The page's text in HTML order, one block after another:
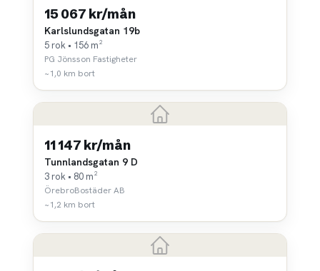
15 067 kr/mån
Karlslundsgatan 19b
5 rok • 156 m²
PG Jönsson Fastigheter
~1,0 km bort
11 147 kr/mån
Tunnlandsgatan 9 D
3 rok • 80 m²
ÖrebroBostäder AB
~1,2 km bort